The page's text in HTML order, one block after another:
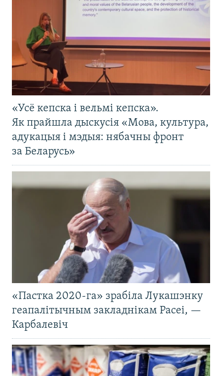
«Усё кепска і вельмі кепска».
Як прайшла дыскусія «Мова, культура,
адукацыя і мэдыя: нябачны фронт
за Беларусь»
«Пастка 2020-га» зрабіла Лукашэнку
геапалітычным закладнікам Расеі, —
Карбалевіч